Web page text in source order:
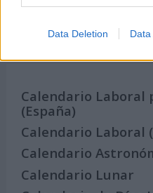
Data Deletion Data
Calendarios
Calendario Laboral
(España)
Calendario Laboral
Calendario
Calendario Lunar